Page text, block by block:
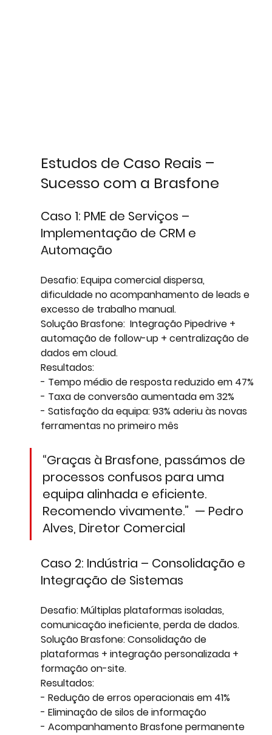
Estudos de Caso Reais –
Sucesso com a Brasfone
Caso 1: PME de Serviços –
Implementação de CRM e
Automação
Desafio: Equipa comercial dispersa,
dificuldade no acompanhamento de leads e
excesso de trabalho manual.
Solução Brasfone:
  Integração Pipedrive +
automação de follow-up + centralização de
dados em cloud.
Resultados:
- Tempo médio de resposta reduzido em 47%
- Taxa de conversão aumentada em 32%
- Satisfação da equipa: 93% aderiu às novas
ferramentas no primeiro mês
“Graças à Brasfone, passámos de
processos confusos para uma
equipa alinhada e eficiente.
Recomendo vivamente.”  — Pedro
Alves, Diretor Comercial
Caso 2: Indústria – Consolidação e
Integração de Sistemas
Desafio: Múltiplas plataformas isoladas,
comunicação ineficiente, perda de dados.
Solução Brasfone: Consolidação de
plataformas + integração personalizada +
formação on-site.
Resultados:
- Redução de erros operacionais em 41%
- Eliminação de silos de informação
- Acompanhamento Brasfone permanente